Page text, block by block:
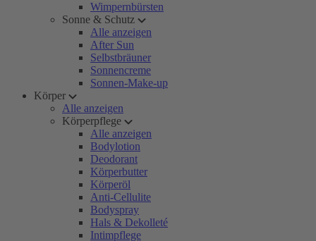
Wimpernbürsten
Sonne & Schutz
Alle anzeigen
After Sun
Selbstbräuner
Sonnencreme
Sonnen-Make-up
Körper
Alle anzeigen
Körperpflege
Alle anzeigen
Bodylotion
Deodorant
Körperbutter
Körperöl
Anti-Cellulite
Bodyspray
Hals & Dekolleté
Intimpflege